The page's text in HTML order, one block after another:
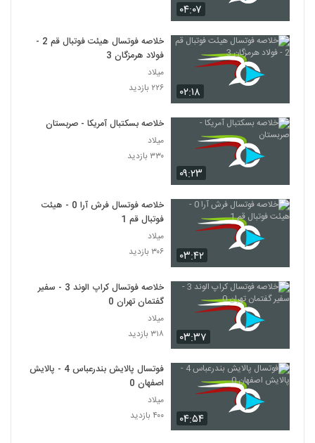
۰۴:۰۷
۰۲:۱۸
خلاصه فوتسال هیئت فوتبال قم 2 -
فولاد هرمزگان 3
میلاد
۲۲۶ بازدید
۰۹:۲۳
خلاصه بسکتبال آمریکا - صربستان
میلاد
۳۳۰ بازدید
۰۳:۴۲
خلاصه فوتسال فرش آرا 0 - هیئت
فوتبال قم 1
میلاد
۳۰۶ بازدید
۰۳:۳۷
خلاصه فوتسال کراپ الوند 3 - سفیر
گفتمان تهران 0
میلاد
۳۱۸ بازدید
۰۴:۵۴
فوتسال پالایش بندرعباس 4 - پالایش
اصفهان 0
میلاد
۴۰۰ بازدید